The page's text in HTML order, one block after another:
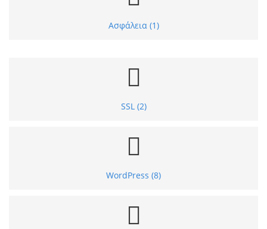
Ασφάλεια (1)
SSL (2)
WordPress (8)